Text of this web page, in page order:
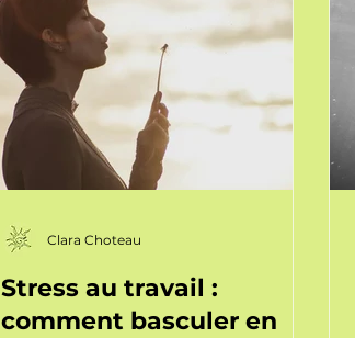
Stress au travail :
comment basculer en
Clara Choteau